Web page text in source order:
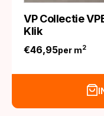
VP Collectie
Klik
€46,95per m2